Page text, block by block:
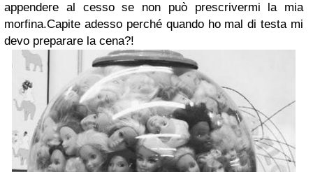
appendere al cesso se non può prescrivermi la mia
morfina.Capite adesso perché quando ho mal di testa mi
devo preparare la cena?!